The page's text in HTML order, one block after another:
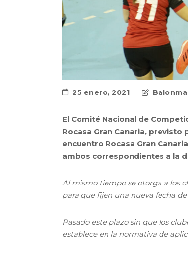
25 enero, 2021
El Comité Nacional de
Rocasa Gran Canaria,
encuentro Rocasa Gran
ambos correspondientes a la
Al mismo tiempo se otorga a los
para que fijen una nueva fecha
Pasado este plazo sin que los
establece en la normativa de